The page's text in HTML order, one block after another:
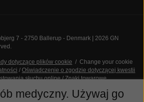
medyczny. Używaj go
7 - 2750 Ballerup - Denmark | 2026 GN
dotyczące plików cookie / Change your cookie
/ Oświadczenie o zgodzie dotyczącej kwestii
słuchu online/Znaki towarowe